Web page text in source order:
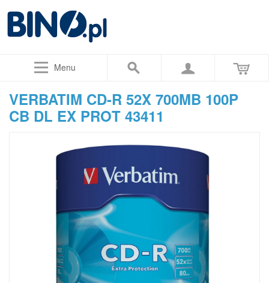
Menu
VERBATIM CD-R 52X 700MB 100P
CB DL EX PROT 43411